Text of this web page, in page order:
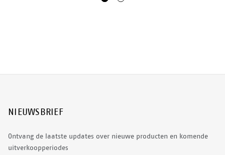
NIEUWSBRIEF
Ontvang de laatste updates over nieuwe producten en komende
uitverkoopperiodes